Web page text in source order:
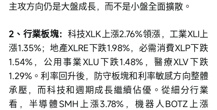
主攻方向仍是大盤成長，而不是小盤全面擴散。
2、行業板塊： 科技XLK上漲2.76%領漲，工業XLI上
漲1.35%；地產XLRE下跌1.98%，必需消費XLP下跌
1.54%，公用事業XLU下跌1.48%，醫療XLV下跌
1.29%。利率回升後，防守板塊和利率敏感方向整體
承壓，而科技和週期成長繼續佔優。從細分行業
看，半導體SMH上漲3.78%，機器人BOTZ上漲